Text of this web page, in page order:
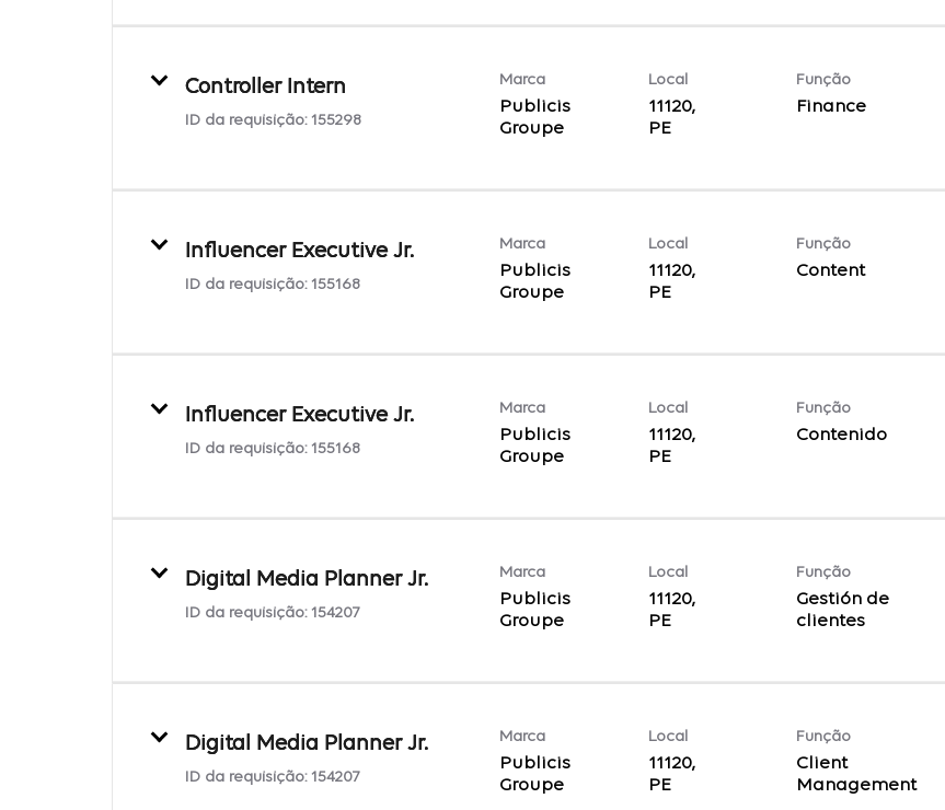
Controller Intern
ID da requisição: 155298
Marca
Publicis
Groupe
Local
11120,
PE
Função
Finance
Influencer Executive Jr.
ID da requisição: 155168
Marca
Publicis
Groupe
Local
11120,
PE
Função
Content
Influencer Executive Jr.
ID da requisição: 155168
Marca
Publicis
Groupe
Local
11120,
PE
Função
Contenido
Digital Media Planner Jr.
ID da requisição: 154207
Marca
Publicis
Groupe
Local
11120,
PE
Função
Gestión de
clientes
Digital Media Planner Jr.
ID da requisição: 154207
Marca
Publicis
Groupe
Local
11120,
PE
Função
Client
Management